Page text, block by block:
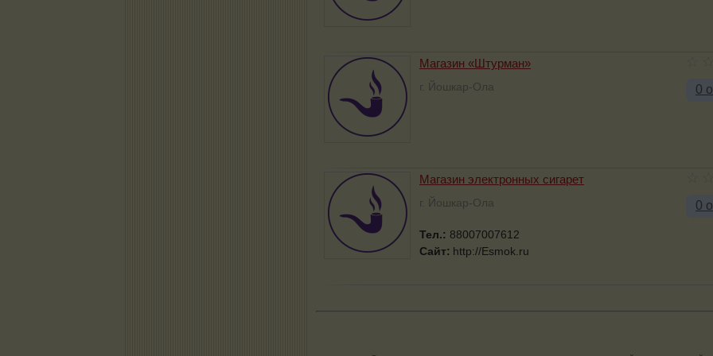
0
Магазин «Штурман»
г. Йошкар-Ола
0
Магазин электронных сигарет
г. Йошкар-Ола
Тел.: 88007007612
Сайт: http://Esmok.ru